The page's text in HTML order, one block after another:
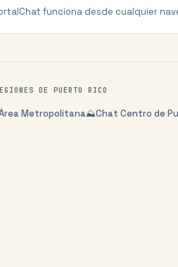
funciona desde cualquier
DE PUERTO RICO
Metropolitana⛰️Chat Centro de